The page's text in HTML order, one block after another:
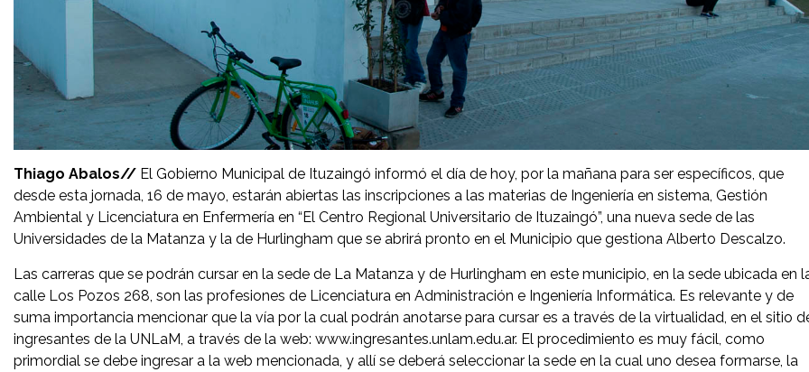
Thiago Abalos// El Gobierno Municipal de Ituzaingó informó el día de hoy, por la mañana para ser específicos, que
desde esta jornada, 16 de mayo, estarán abiertas las inscripciones a las materias de Ingeniería en sistema, Gestión
Ambiental y Licenciatura en Enfermería en “El Centro Regional Universitario de Ituzaingó”, una nueva sede de las
Universidades de la Matanza y la de Hurlingham que se abrirá pronto en el Municipio que gestiona Alberto Descalzo.
Las carreras que se podrán cursar en la sede de La Matanza y de Hurlingham en este municipio, en la sede ubicada en
calle Los Pozos 268, son las profesiones de Licenciatura en Administración e Ingeniería Informática. Es relevante y de
suma importancia mencionar que la vía por la cual podrán anotarse para cursar es a través de la virtualidad, en el sitio
ingresantes de la UNLaM, a través de la web: www.ingresantes.unlam.edu.ar. El procedimiento es muy fácil, como
primordial se debe ingresar a la web mencionada, y allí se deberá seleccionar la sede en la cual uno desea formarse, la